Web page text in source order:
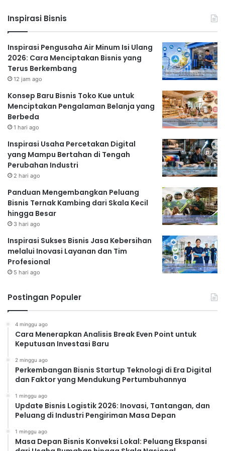
produksi, dan tanggal kadaluarsa. Label produk yang
lengkap akan memberikan informasi yang dibutuhkan
oleh pelanggan dan meningkatkan kepercayaan
mereka terhadap produk Anda.
Strategi Pemasaran yang
Efektif untuk Jualan
Cemilan Rumahan
Memiliki produk yang berkualitas saja tidak cukup.
Anda juga perlu menerapkan strategi pemasaran yang
efektif agar produk Anda dikenal dan laris manis di
pasaran.
Manfaatkan Media Sosial
Media sosial seperti Instagram, Facebook, dan
WhatsApp merupakan platform yang efektif untuk
memasarkan produk Anda. Buatlah akun media sosial
yang menarik dan unggah foto-foto cemilan Anda yang
menggugah selera. Gunakan hashtag yang relevan
agar produk Anda mudah ditemukan oleh calon
pelanggan.
Membangun Jaringan
Bangunlah jaringan dengan teman, keluarga, dan
dan minta mereka untuk memberikan feedback. Anda
juga bisa menawarkan kerjasama dengan mereka
untuk memasarkan produk Anda.
Read Also:
Usaha Catering Rumahan: Ubah Dapur
Sederhana Jadi Ladang Cuan yang Menggoda
Laundry Rumahan: Peluang Usaha Praktis
Inspirasi Bisnis
Inspirasi Pengusaha Air Minum Isi Ulang
2026: Cara Menciptakan Bisnis yang
Terus Berkembang
12 jam ago
Konsep Baru Bisnis Toko Kue untuk
Menciptakan Pengalaman Belanja yang
Berbeda
1 hari ago
Inspirasi Usaha Percetakan Digital
yang Mampu Bertahan di Tengah
Perubahan Industri
2 hari ago
Panduan Mengembangkan Peluang
Bisnis Ternak Kambing dari Skala Kecil
hingga Besar
3 hari ago
Inspirasi Sukses Bisnis Jasa Kebersihan
melalui Inovasi Layanan dan Tim
Profesional
5 hari ago
Postingan Populer
4 minggu ago
Cara Menerapkan Analisis Break Even Point untuk
Keputusan Investasi Baru
2 minggu ago
Perkembangan Bisnis Startup Teknologi di Era Digital
dan Faktor yang Mendukung Pertumbuhannya
1 minggu ago
Update Bisnis Logistik 2026: Inovasi, Tantangan, dan
Peluang di Industri Pengiriman Masa Depan
1 minggu ago
Masa Depan Bisnis Konveksi Lokal: Peluang Ekspansi